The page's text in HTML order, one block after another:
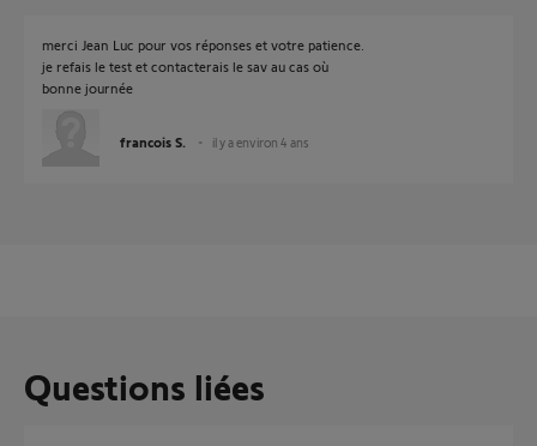
merci Jean Luc pour vos réponses et votre patience.
je refais le test et contacterais le sav au cas où
bonne journée
francois S. il y a environ 4 ans
Questions liées